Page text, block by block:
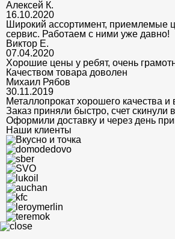
Алексей К.
16.10.2020
Широкий ассортимент, приемлемые
сервис. Работаем с ними уже давно!
Виктор Е.
07.04.2020
Хорошие цены у ребят, очень
Качеством товара доволен
Михаил Рябов
30.11.2019
Металлопрокат хорошего качества и
Заказ приняли быстро, счет скинули
Оформили доставку и через день
Наши клиенты